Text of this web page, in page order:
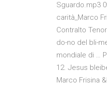
Sguardo.mp3
carità_Marco
Contralto
do-no del bli-
mondiale di …
12. Jesus
Marco Frisina